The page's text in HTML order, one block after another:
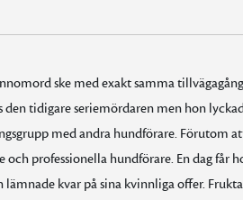
ske med exakt samma
tidigare seriemördaren men hon
med andra hundförare. Förutom
professionella hundförare. En dag får
kvar på sina kvinnliga offer.